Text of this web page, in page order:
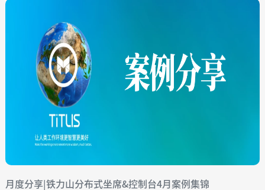
月度分享|铁力山分布式坐席&控制台4月案例集锦